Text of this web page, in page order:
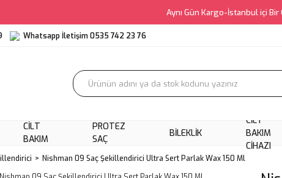
Aynı Gün Kargo-İstanbul içi
Whatsapp İletişim 0535 742 23 76
CILT
BAKIM
PROTEZ
SAÇ
BILEKLIK
CILT
BAKIM
CIHAZI
Nishman 09 Saç Şekillendirici Ultra Sert Parlak Wax 150 Ml